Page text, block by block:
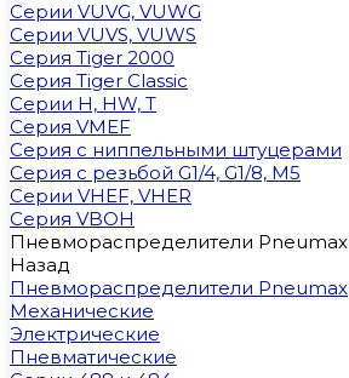
Серии VUVG, VUWG
Серии VUVS, VUWS
Серия Tiger 2000
Серия Tiger Classic
Серии H, HW, T
Серия VMEF
Серия с ниппельными штуцерами
Серия с резьбой G1/4, G1/8, М5
Серии VHEF, VHER
Серия VBOH
Пневмораспределители Pneumax
Назад
Пневмораспределители Pneumax
Механические
Электрические
Пневматические